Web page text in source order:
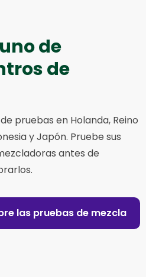
de
de
pruebas en Holanda, Reino
y Japón. Pruebe sus
antes de
las pruebas de mezcla